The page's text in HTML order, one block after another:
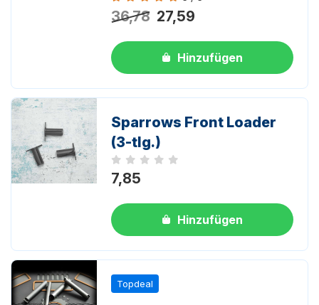
Bewertung 5 von 5
36,78 27,59
Hinzufügen
Sparrows Front Loader
(3-tlg.)
Noch keine Bewertungen
7,85
Hinzufügen
Topdeal